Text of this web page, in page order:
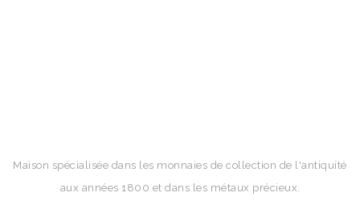
Maison spécialisée dans les monnaies de collection de l'antiquité
aux années 1800 et dans les métaux précieux.